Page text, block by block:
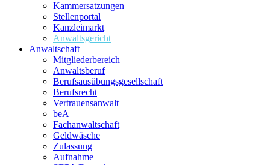
Kammersatzungen
Stellenportal
Kanzleimarkt
Anwaltsgericht
Anwaltschaft
Mitgliederbereich
Anwaltsberuf
Berufsausübungs­gesellschaft
Berufsrecht
Vertrauensanwalt
beA
Fachanwaltschaft
Geldwäsche
Zulassung
Aufnahme